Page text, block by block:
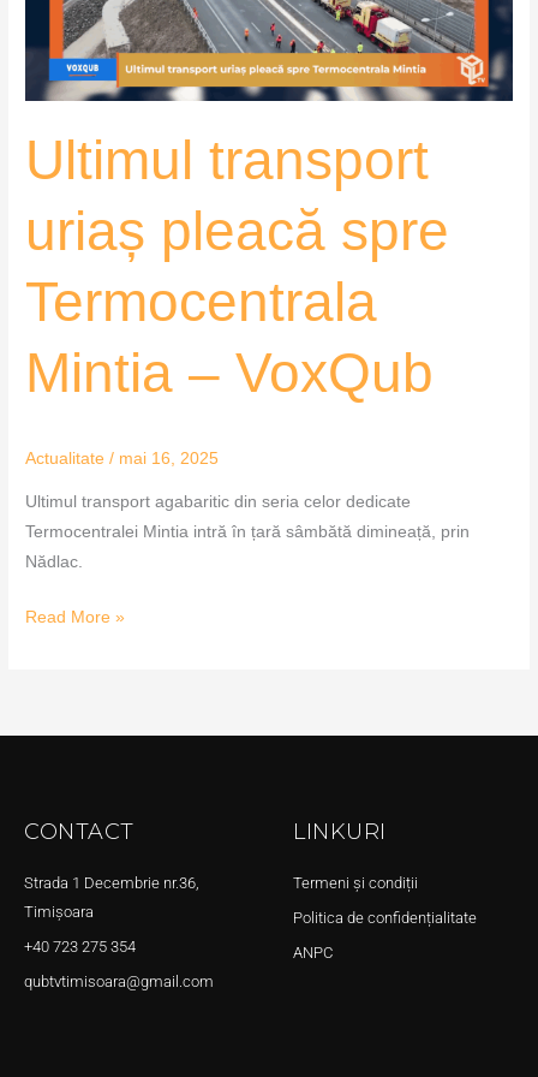
Ultimul transport
uriaș pleacă spre
Termocentrala
Mintia – VoxQub
Actualitate / mai 16, 2025
Ultimul transport agabaritic din seria celor dedicate
Termocentralei Mintia intră în țară sâmbătă dimineață, prin
Nădlac.
Mintia
–
VoxQub
Read More »
CONTACT
Strada 1 Decembrie nr.36,
Timișoara
+40 723 275 354
qubtvtimisoara@gmail.com
LINKURI
Termeni și condiții
Politica de confidențialitate
ANPC